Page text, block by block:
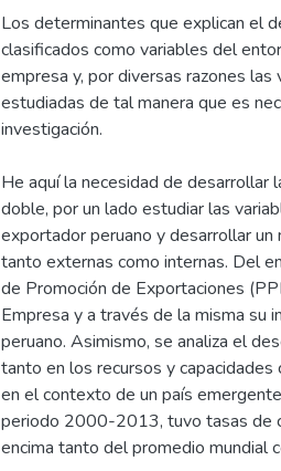
Los determinantes que explican el
clasificados como variables del
empresa y, por diversas razones
estudiadas de tal manera que es
investigación.
He aquí la necesidad de
doble, por un lado estudiar las
exportador peruano y desarrollar
tanto externas como internas. Del
de Promoción de Exportaciones
Empresa y a través de la misma su
peruano. Asimismo, se analiza el
tanto en los recursos y
en el contexto de un país
periodo 2000-2013, tuvo tasas de
encima tanto del promedio mundial